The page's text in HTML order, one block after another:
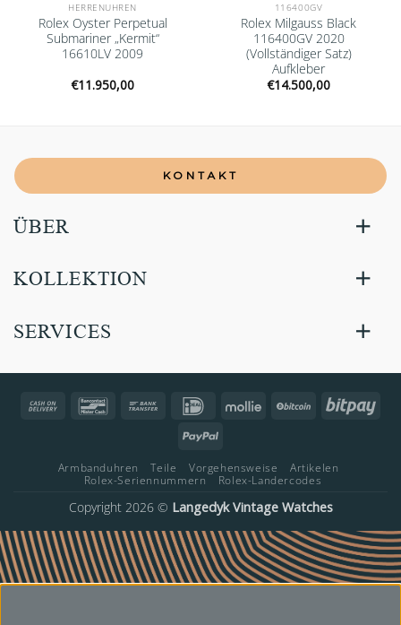
HERRENUHREN
Rolex Oyster Perpetual
Submariner „Kermit“
16610LV 2009
€11.950,00
116400GV
Rolex Milgauss Black
116400GV 2020
(Vollständiger Satz)
Aufkleber
€14.500,00
KONTAKT
ÜBER
KOLLEKTION
SERVICES
Cash
Bancontact Bank
IDeal Mollie BitCoin
PayPal
Armbanduhren Teile Vorgehensweise
Artikelen
Rolex-Seriennummern
Rolex-Landercodes
Copyright 2026 © Langedyk Vintage Watches